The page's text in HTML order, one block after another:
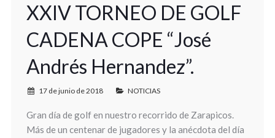
XXIV TORNEO DE GOLF
CADENA COPE “José
Andrés Hernandez”.
17 de junio de 2018 NOTICIAS
Gran día de golfen nuestro recorrido de Zarapicos.
Más de un centenar de jugadores y la anécdota del día